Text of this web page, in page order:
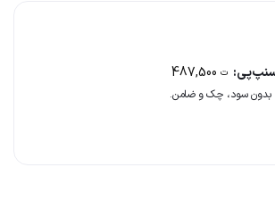
ت487,500